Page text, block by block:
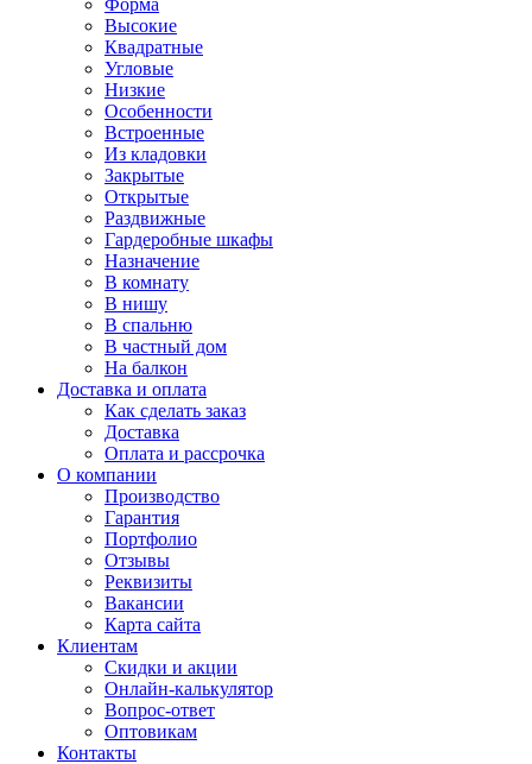
Форма
Высокие
Квадратные
Угловые
Низкие
Особенности
Встроенные
Из кладовки
Закрытые
Открытые
Раздвижные
Гардеробные шкафы
Назначение
В комнату
В нишу
В спальню
В частный дом
На балкон
Доставка и оплата
Как сделать заказ
Доставка
Оплата и рассрочка
О компании
Производство
Гарантия
Портфолио
Отзывы
Реквизиты
Вакансии
Карта сайта
Клиентам
Скидки и акции
Онлайн-калькулятор
Вопрос-ответ
Оптовикам
Контакты